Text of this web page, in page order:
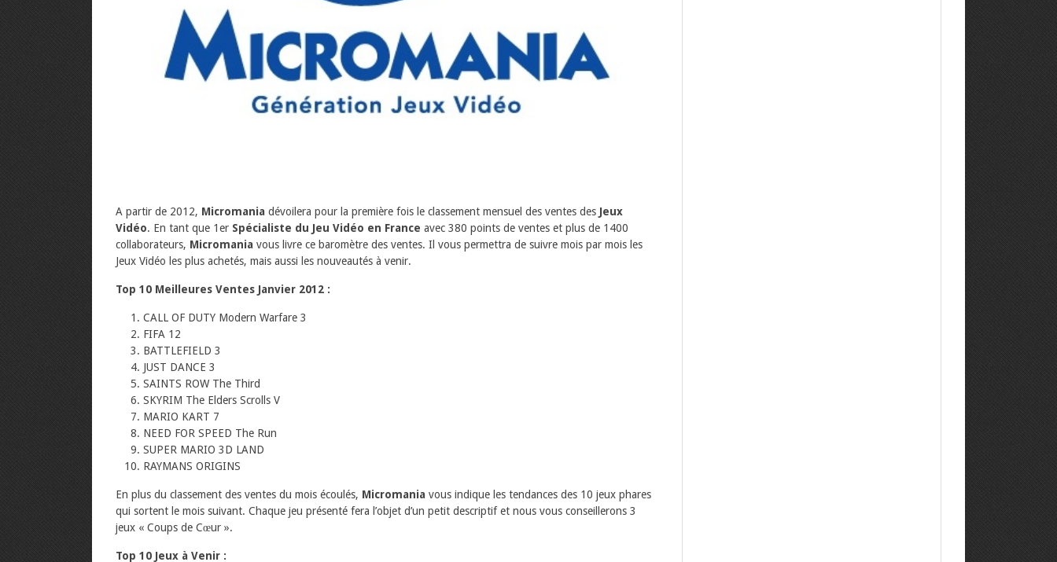
A partir de 2012, Micromania dévoilera pour la première fois le classement mensuel des ventes des Jeux
Vidéo. En tant que 1er Spécialiste du Jeu Vidéo en France avec 380 points de ventes et plus de 1400
collaborateurs, Micromania vous livre ce baromètre des ventes. Il vous permettra de suivre mois par mois les
Jeux Vidéo les plus achetés, mais aussi les nouveautés à venir.
Top 10 Meilleures Ventes Janvier 2012 :
CALL OF DUTY Modern Warfare 3
FIFA 12
BATTLEFIELD 3
JUST DANCE 3
SAINTS ROW The Third
SKYRIM The Elders Scrolls V
MARIO KART 7
NEED FOR SPEED The Run
SUPER MARIO 3D LAND
RAYMANS ORIGINS
En plus du classement des ventes du mois écoulés, Micromania vous indique les tendances des 10 jeux phares
qui sortent le mois suivant. Chaque jeu présenté fera l’objet d’un petit descriptif et nous vous conseillerons 3
jeux « Coups de Cœur ».
Top 10 Jeux à Venir :